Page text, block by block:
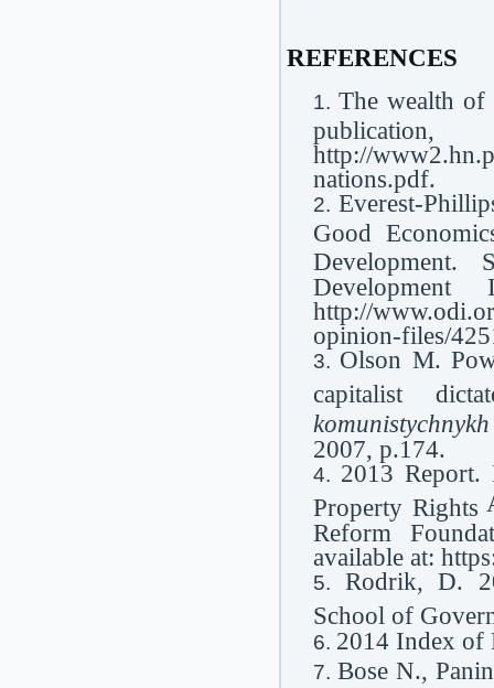
REFERENCES
The wealth of
http://
nations.pdf.
Everest-
Good
http://
opinion-files/
Olson M.
capitalist
2007, p.174.
2013 Report.
Property Rights
Reform
available at:
Rodrik, D.
School of
2014 Index of
Bose N.,